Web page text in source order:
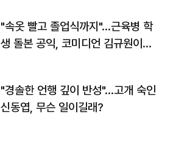
"속옷 빨고 졸업식까지"…근육병 학
생 돌본 공익, 코미디언 김규원이었
"경솔한 언행 깊이 반성"…고개 숙인
신동엽, 무슨 일이길래?